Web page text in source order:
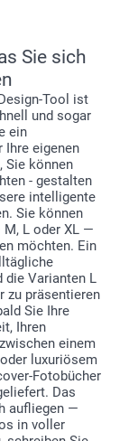
Sie sich
Tool ist
und sogar
ein
Ihre eigenen
Sie können
- gestalten
intelligente
Sie können
L oder XL —
möchten. Ein
die Varianten L
zu präsentieren
Sie Ihre
Ihren
einem
luxuriösem
Fotobücher
Das
aufliegen —
in voller